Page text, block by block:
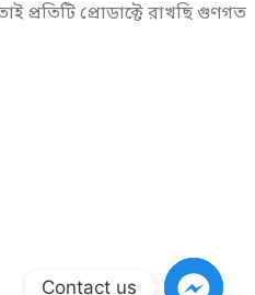
প্রতিটি প্রোডাক্টে রাখছি গুণগত
Contact us